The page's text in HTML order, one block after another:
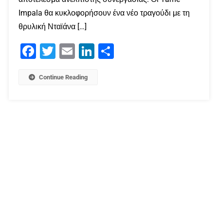
Impala θα κυκλοφορήσουν ένα νέο τραγούδι με τη
θρυλική Νταϊάνα […]
Facebook
Twitter Email LinkedIn
Continue Reading